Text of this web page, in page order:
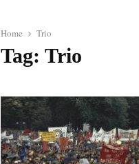
Home Trio
Tag: Trio